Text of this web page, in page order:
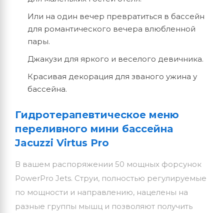
Или на один вечер превратиться в бассейн
для романтического вечера влюбленной
пары.
Джакузи для яркого и веселого девичника.
Красивая декорация для званого ужина у
бассейна.
Гидротерапевтическое меню
переливного мини бассейна
Jacuzzi Virtus Pro
В вашем распоряжении 50 мощных форсунок
PowerPro Jets. Струи, полностью регулируемые
по мощности и направлению, нацелены на
разные группы мышц и позволяют получить